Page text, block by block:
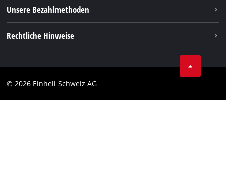
Unsere Bezahlmethoden
Rechtliche Hinweise
Impressum
© 2026 Einhell Schweiz AG